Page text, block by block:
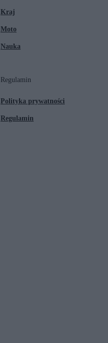
Kraj
Moto
Nauka
Regulamin
Polityka prywatności
Regulamin